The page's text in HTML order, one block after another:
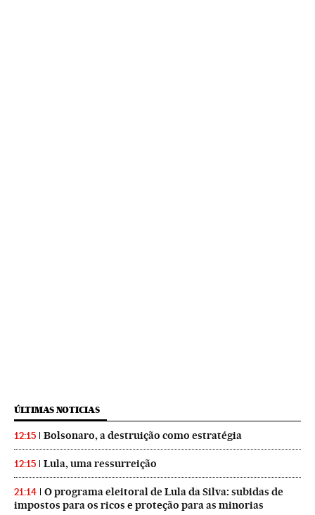
ÚLTIMAS NOTICIAS
12:15 Bolsonaro, a destruição como estratégia
12:15 Lula, uma ressurreição
21:14
O programa eleitoral de Lula da Silva: subidas de
impostos para os ricos e proteção para as minorias